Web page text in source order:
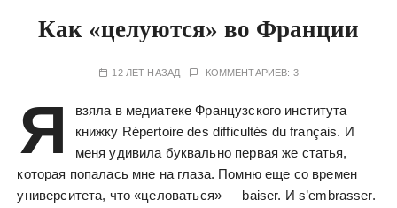
Как «целуются» во Франции
12 ЛЕТ НАЗАД КОММЕНТАРИЕВ: 3
Я
взяла в медиатеке Французского института
книжку Répertoire des difficultés du français. И
меня удивила буквально первая же статья,
которая попалась мне на глаза. Помню еще со времен
университета, что «целоваться» — baiser. И s’embrasser.